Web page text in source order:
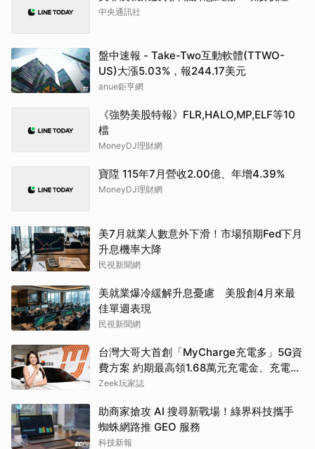
中央通訊社
盤中速報 - Take-Two互動軟體(TTWO-
US)大漲5.03%，報244.17美元
anue鉅亨網
《強勢美股特報》FLR,HALO,MP,ELF等10
檔
MoneyDJ理財網
寶陞 115年7月營收2.00億、年增4.39%
MoneyDJ理財網
美7月就業人數意外下滑！市場預期Fed下月
升息機率大降
民視新聞網
美就業爆冷緩解升息憂慮 美股創4月來最
佳單週表現
民視新聞網
台灣大哥大首創「MyCharge充電多」5G資
費方案 約期最高領1.68萬元充電金、充電最
高89折
Zeek玩家誌
助商家搶攻 AI 搜尋新戰場！綠界科技攜手
蜘蛛網路推 GEO 服務
科技新報